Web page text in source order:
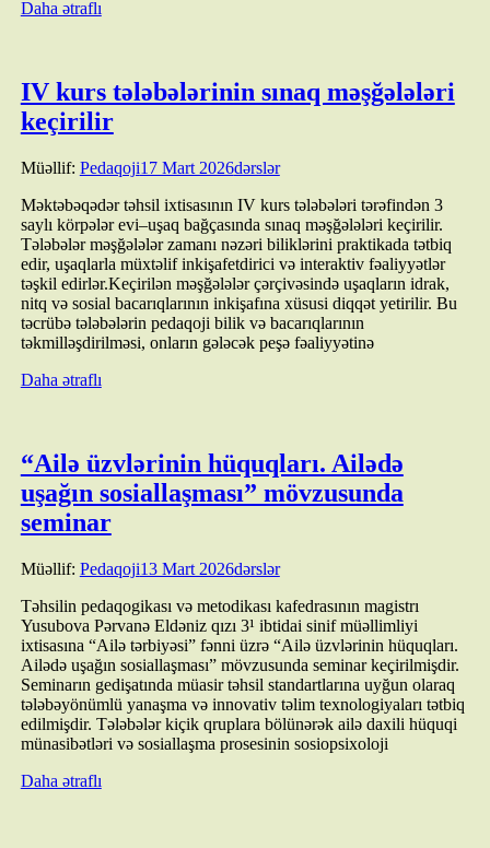
Daha ətraflı
IV kurs tələbələrinin sınaq məşğələləri
keçirilir
Müəllif: Pedaqoji17 Mart 2026dərslər
Məktəbəqədər təhsil ixtisasının IV kurs tələbələri tərəfindən 3
saylı körpələr evi–uşaq bağçasında sınaq məşğələləri keçirilir.
Tələbələr məşğələlər zamanı nəzəri biliklərini praktikada tətbiq
edir, uşaqlarla müxtəlif inkişafetdirici və interaktiv fəaliyyətlər
təşkil edirlər.Keçirilən məşğələlər çərçivəsində uşaqların idrak,
nitq və sosial bacarıqlarının inkişafına xüsusi diqqət yetirilir. Bu
təcrübə tələbələrin pedaqoji bilik və bacarıqlarının
təkmilləşdirilməsi, onların gələcək peşə fəaliyyətinə
Daha ətraflı
“Ailə üzvlərinin hüquqları. Ailədə
uşağın sosiallaşması” mövzusunda
seminar
Müəllif: Pedaqoji13 Mart 2026dərslər
Təhsilin pedaqogikası və metodikası kafedrasının magistrı
Yusubova Pərvanə Eldəniz qızı 3¹ ibtidai sinif müəllimliyi
ixtisasına “Ailə tərbiyəsi” fənni üzrə “Ailə üzvlərinin hüquqları.
Ailədə uşağın sosiallaşması” mövzusunda seminar keçirilmişdir.
Seminarın gedişatında müasir təhsil standartlarına uyğun olaraq
tələbəyönümlü yanaşma və innovativ təlim texnologiyaları tətbiq
edilmişdir. Tələbələr kiçik qruplara bölünərək ailə daxili hüquqi
münasibətləri və sosiallaşma prosesinin sosiopsixoloji
Daha ətraflı